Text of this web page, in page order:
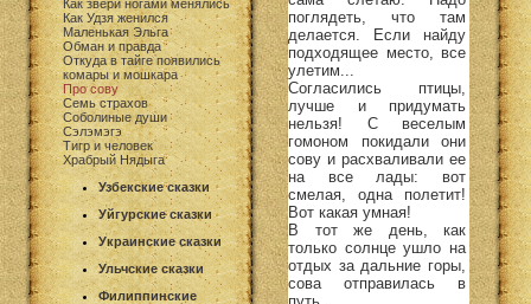
Как звери ногами менялись
Как Удзя женился
Маленькая Эльга
Обман и правда
Откуда в тайге появились
комары и мошкара
Про сову
Семь страхов
Соболиные души
Сэлэмэгэ
Тигр и человек
Храбрый Нядыга
Узбекские сказки
Уйгурские сказки
Украинские сказки
Ульчские сказки
Филиппинские
поглядеть, что там
делается. Если найду
подходящее место, все
улетим...
Согласились птицы,
лучше и придумать
нельзя! С веселым
гомоном покидали они
сову и расхваливали ее
на все лады: вот
смелая, одна полетит!
Вот какая умная!
В тот же день, как
только солнце ушло на
отдых за дальние горы,
сова отправилась в